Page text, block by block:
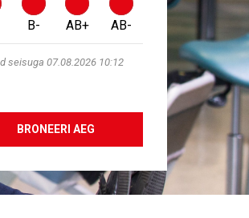
B- AB+ AB-
seisuga 07.08.2026 10:12
BRONEERI AEG